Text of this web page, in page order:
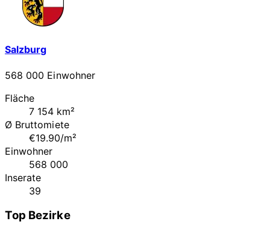
Salzburg
568 000 Einwohner
Fläche
7 154 km²
Ø Bruttomiete
€19.90/m²
Einwohner
568 000
Inserate
39
Top Bezirke